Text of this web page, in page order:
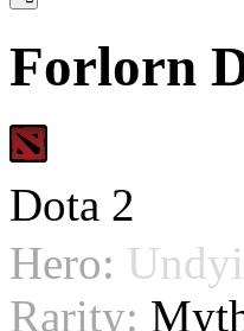
Forlorn
Dota 2
Hero:
Rarity: